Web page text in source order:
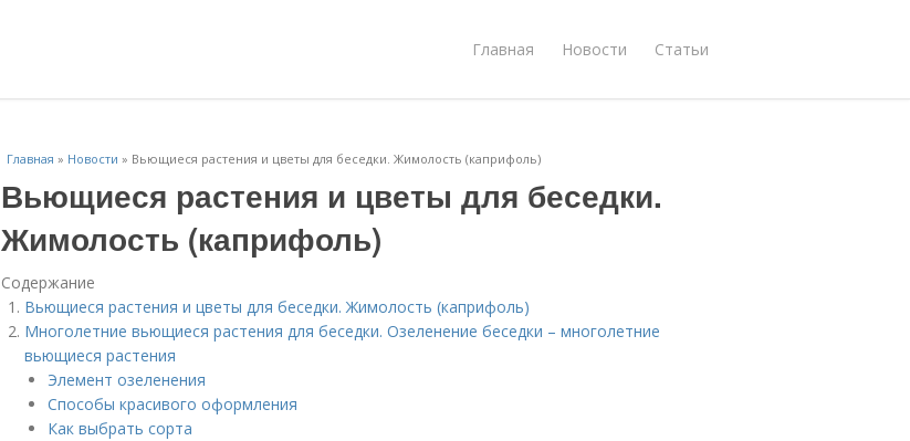
Главная Новости Статьи
Главная » Новости » Вьющиеся растения и цветы для беседки. Жимолость (каприфоль)
Вьющиеся растения и цветы для беседки.
Жимолость (каприфоль)
Содержание
Вьющиеся растения и цветы для беседки. Жимолость (каприфоль)
Многолетние вьющиеся растения для беседки. Озеленение беседки – многолетние
вьющиеся растения
Элемент озеленения
Способы красивого оформления
Как выбрать сорта